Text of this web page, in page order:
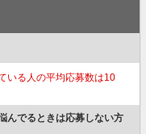
いる人の平均応募数は10
んでるときは応募しない方